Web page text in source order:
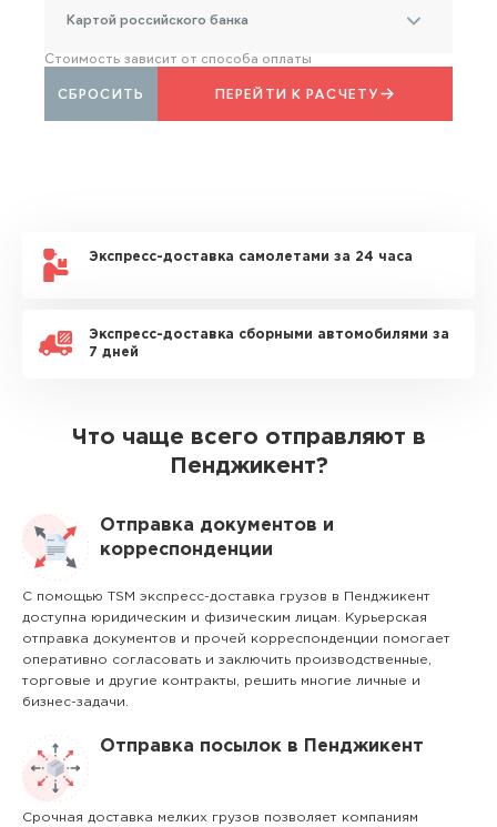
Картой российского банка
Стоимость зависит от способа оплаты
ПЕРЕЙТИ К РАСЧЕТУ
СБРОСИТЬ
Экспресс-доставка самолетами за 24 часа
Экспресс-доставка сборными автомобилями за
7 дней
Что чаще всего отправляют в
Пенджикент?
Отправка документов и
корреспонденции
С помощью TSM экспресс-доставка грузов в Пенджикент
доступна юридическим и физическим лицам. Курьерская
отправка документов и прочей корреспонденции помогает
оперативно согласовать и заключить производственные,
торговые и другие контракты, решить многие личные и
бизнес-задачи.
Отправка посылок в Пенджикент
Срочная доставка мелких грузов позволяет компаниям